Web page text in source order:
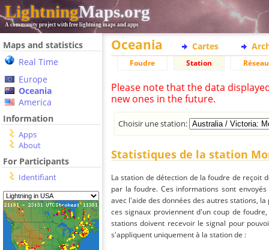
LightningMaps.org
A community project with free lightning maps and apps
Maps and statistics
Real Time
Europe
Oceania
America
Information
Apps
About
For Participants
Identifiant
Oceania Cartes
Foudre Station Réseau
Please note that the data
new ones in the future.
Choisir une station:
Statistiques de la station
La station de détection de la foudre de reçoit
par la foudre. Ces informations sont
avec l'aide des données des autres stations,
ces signaux proviennent d'un coup de
stations doivent recevoir le signal pour
s'appliquent uniquement à la station de :